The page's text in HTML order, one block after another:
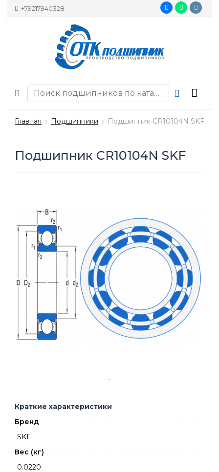
+79217940328
Главная Подшипники Подшипник CR10104N SKF
Подшипник CR10104N SKF
Краткие характеристики
Бренд
SKF
Вес (кг)
0.0220